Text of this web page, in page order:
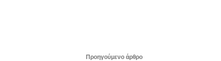
Προηγούμενο άρθρο